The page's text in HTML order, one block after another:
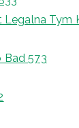
Tym
Bad 573